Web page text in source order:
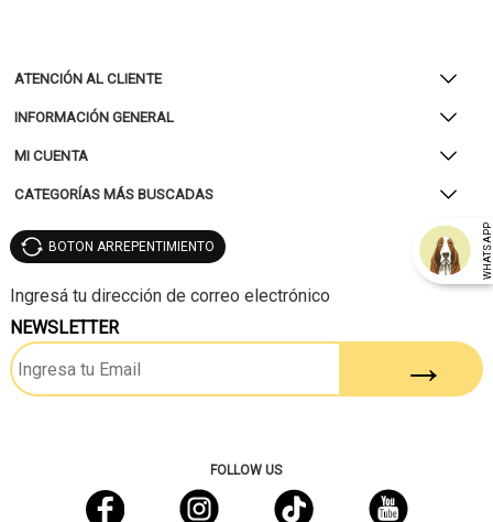
ATENCIÓN AL CLIENTE
INFORMACIÓN GENERAL
MI CUENTA
CATEGORÍAS MÁS BUSCADAS
WHATSAPP
BOTON ARREPENTIMIENTO
NEWSLETTER
FOLLOW US